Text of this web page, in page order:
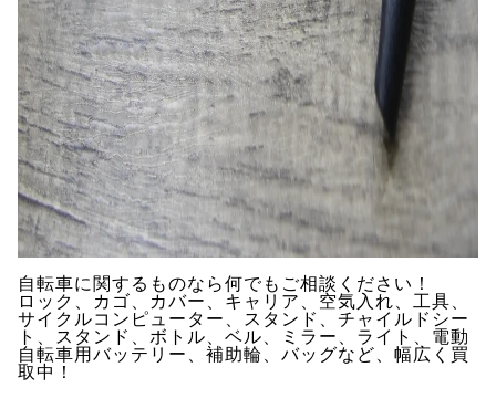
自転車に関するものなら何でもご相談ください！
ロック、カゴ、カバー、キャリア、空気入れ、工具、
サイクルコンピューター、スタンド、チャイルドシー
ト、スタンド、ボトル、ベル、ミラー、ライト、電動
自転車用バッテリー、補助輪、バッグなど、幅広く買
取中！